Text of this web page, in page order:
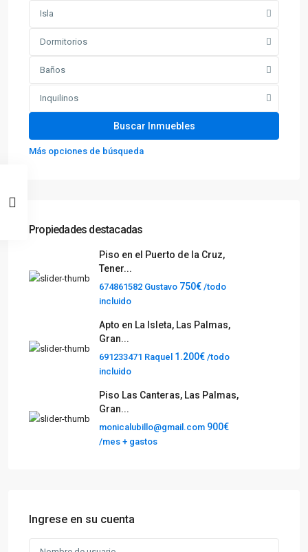
Isla
Dormitorios
Baños
Inquilinos
Más opciones de búsqueda
Propiedades destacadas
Piso en el Puerto de la Cruz,
Tener...
674861582 Gustavo 750€ /todo
incluido
Apto en La Isleta, Las Palmas,
Gran...
691233471 Raquel 1.200€ /todo
incluido
Piso Las Canteras, Las Palmas,
Gran...
monicalubillo@gmail.com 900€
/mes + gastos
Ingrese en su cuenta